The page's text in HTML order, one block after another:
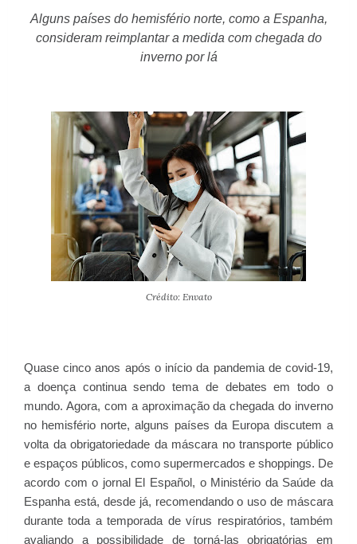
Alguns países do hemisfério norte, como a Espanha,
consideram reimplantar a medida com chegada do
inverno por lá
Crédito: Envato
Quase cinco anos após o início da pandemia de covid-19,
a doença continua sendo tema de debates em todo o
mundo. Agora, com a aproximação da chegada do inverno
no hemisfério norte, alguns países da Europa discutem a
volta da obrigatoriedade da máscara no transporte público
e espaços públicos, como supermercados e shoppings. De
acordo com o jornal El Español, o Ministério da Saúde da
Espanha está, desde já, recomendando o uso de máscara
durante toda a temporada de vírus respiratórios, também
avaliando a possibilidade de torná-las obrigatórias em